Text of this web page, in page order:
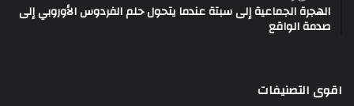
الهجرة الجماعية إلى سبتة عندما يتحول حلم الفردوس الأوروبي إلى
صدمة الواقع
اقوى التصنيفات